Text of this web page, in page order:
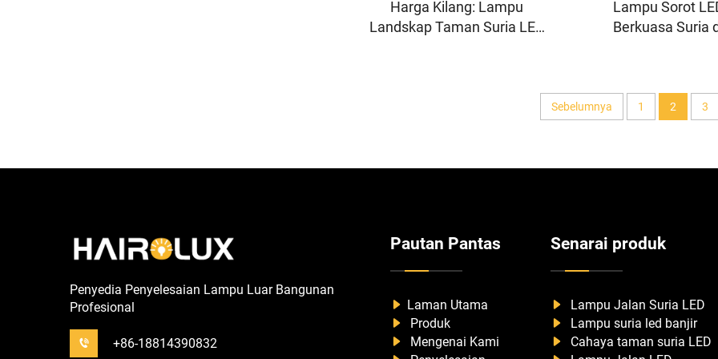
Harga Kilang: Lampu
Landskap Taman Suria LED
Lampu Sorot
Berkuasa Suria
Perlindungan
Sebelumnya 1 2 3
Penyedia Penyelesaian Lampu Luar Bangunan
Profesional
+86-18814390832
Pautan Pantas
Laman Utama
Produk
Mengenai Kami
Senarai produk
Lampu Jalan Suria LED
Lampu suria led banjir
Cahaya taman suria LED